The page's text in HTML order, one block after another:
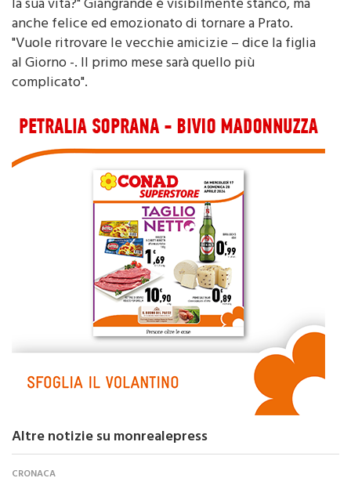
Carabiniere, Martina – Che me ne faccio? Ognuno fa
la sua vita?" Giangrande è visibilmente stanco, ma
anche felice ed emozionato di tornare a Prato.
"Vuole ritrovare le vecchie amicizie – dice la figlia
al Giorno -. Il primo mese sarà quello più
Altre notizie su monrealepress